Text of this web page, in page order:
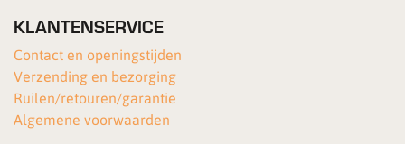
KLANTENSERVICE
Contact en openingstijden
Verzending en bezorging
Ruilen/retouren/garantie
Algemene voorwaarden